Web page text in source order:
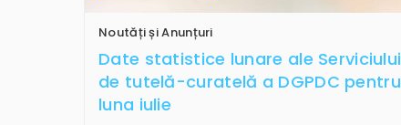
Noutăți și Anunțuri
Date statistice lunare ale Serviciului
de tutelă-curatelă a DGPDC pentru
luna iulie